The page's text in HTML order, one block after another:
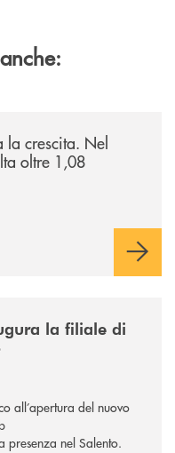
la crescita. Nel
oltre 1,08
la filiale di
all’apertura del nuovo
presenza nel Salento.